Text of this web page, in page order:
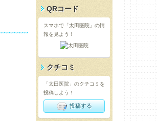
QRコード
スマホで「太田医院」の情
報を見よう！
クチコミ
「太田医院」のクチコミを
投稿しよう！
投稿する